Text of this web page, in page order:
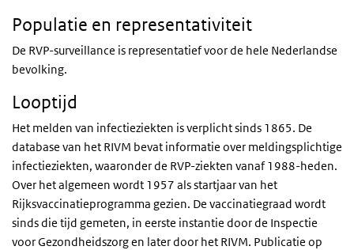
Populatie en representativiteit
De RVP-surveillance is representatief voor de hele Nederlandse
bevolking.
Looptijd
Het melden van infectieziekten is verplicht sinds 1865. De
database van het RIVM bevat informatie over meldingsplichtige
infectieziekten, waaronder de RVP-ziekten vanaf 1988-heden.
Over het algemeen wordt 1957 als startjaar van het
Rijksvaccinatieprogramma gezien. De vaccinatiegraad wordt
sinds die tijd gemeten, in eerste instantie door de Inspectie
voor Gezondheidszorg en later door het RIVM. Publicatie op